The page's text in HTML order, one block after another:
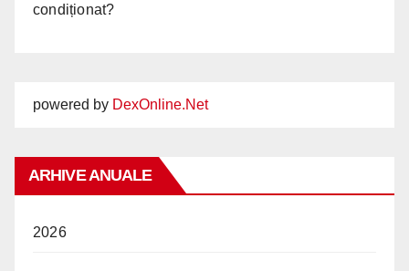
condiționat?
powered by DexOnline.Net
ARHIVE ANUALE
2026